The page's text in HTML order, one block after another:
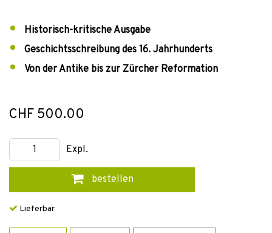
Historisch-kritische Ausgabe
Geschichtsschreibung des 16. Jahrhunderts
Von der Antike bis zur Zürcher Reformation
CHF 500.00
Expl.
bestellen
Lieferbar